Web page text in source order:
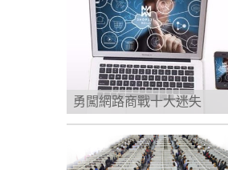
勇闖網路商戰十大迷失